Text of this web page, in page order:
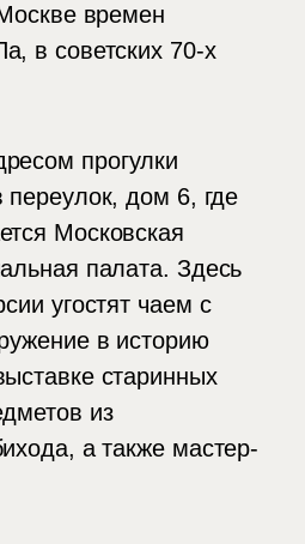
времен
в советских 70-х
прогулки
дом 6, где
Московская
палата. Здесь
угостят чаем с
в историю
старинных
из
а также мастер-